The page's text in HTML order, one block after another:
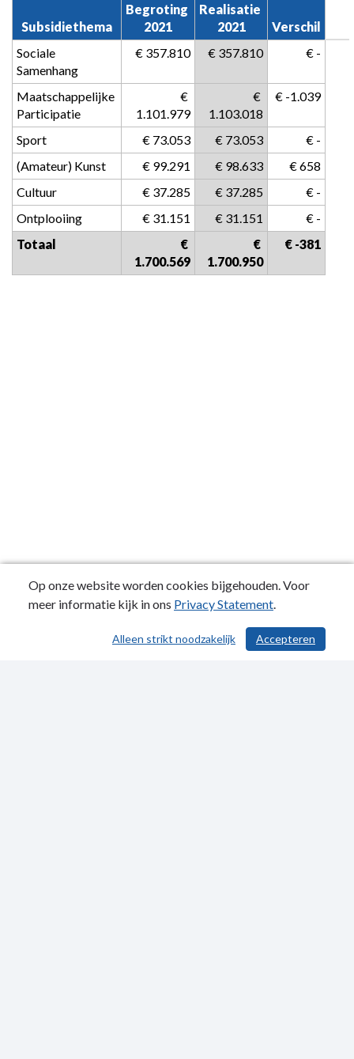
Subsidiethema
Begroting
2021
Realisatie
2021
Verschil
Sociale
Samenhang
€ 357.810 € 357.810 € -
Maatschappelijke
Participatie
1.101.979
1.103.018
€ -1.039
Sport € 73.053 € 73.053
€ -
(Amateur) Kunst
€ 99.291 € 98.633
€ 658
Cultuur
€ 37.285 € 37.285
€ -
Ontplooiing
€ 31.151 € 31.151
€ -
Totaal
1.700.569
1.700.950
€ -381
/ 587
Op onze website worden cookies bijgehouden. Voor
meer informatie kijk in ons Privacy Statement.
Accepteren
Alleen strikt noodzakelijk